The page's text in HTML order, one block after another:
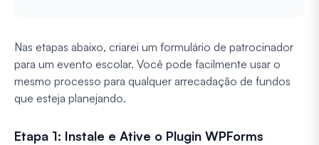
Nas etapas abaixo, criarei um formulário de patrocinador
para um evento escolar. Você pode facilmente usar o
mesmo processo para qualquer arrecadação de fundos
que esteja planejando.
Etapa 1: Instale e Ative o Plugin WPForms